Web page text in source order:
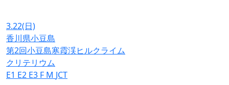
3.22(日)
香川県小豆島
第2回小豆島寒霞渓ヒルクライム
クリテリウム
E1 E2 E3 F M JCT